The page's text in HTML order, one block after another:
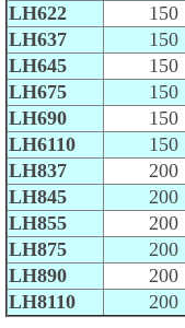
LH622
150
LH637
150
LH645
150
LH675
150
LH690
150
LH6110
150
LH837
200
LH845
200
LH855
200
LH875
200
LH890
200
LH8110
200